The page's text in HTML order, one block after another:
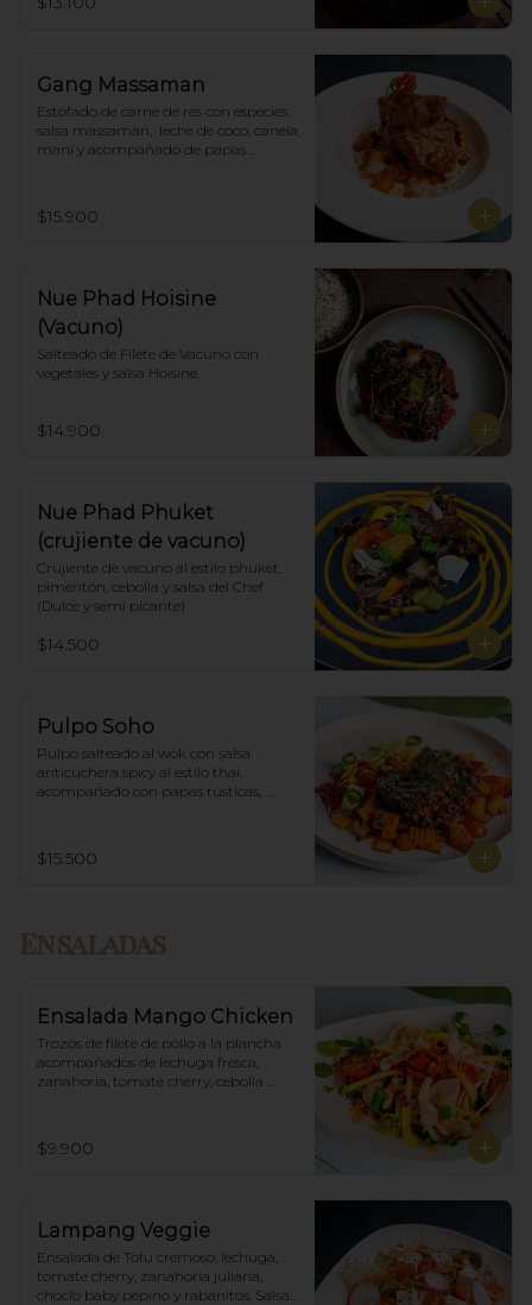
Gang Massaman
Estofado de carne de res con especies,
salsa massaman,  leche de coco, canela,
maní y acompañado de papas
$15.900
Nue Phad Hoisine
(Vacuno)
Salteado de Filete de Vacuno con
vegetales y salsa Hoisine.
$14.900
Nue Phad Phuket
(crujiente de vacuno)
Crujiente de vacuno al estilo phuket,
pimentón, cebolla y salsa del Chef
(Dulce y semi picante)
$14.500
Pulpo Soho
Pulpo salteado al wok con salsa
anticuchera spicy al estilo thai,
acompañado con papas rústicas,
$15.500
Ensaladas
Ensalada Mango Chicken
Trozos de filete de pollo a la plancha
acompañados de lechuga fresca,
zanahoria, tomate cherry, cebolla
$9.900
Lampang Veggie
Ensalada de Tofu cremoso, lechuga,
tomate cherry, zanahoria juliana,
choclo baby pepino y rabanitos. Salsa